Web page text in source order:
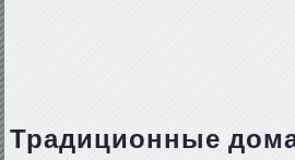
Традиционные